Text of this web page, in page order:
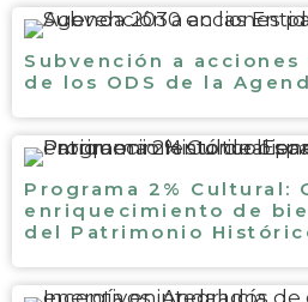
Subvención a
de los ODS de la
Programa 2% Cultural:
enriquecimiento de
del Patrimonio